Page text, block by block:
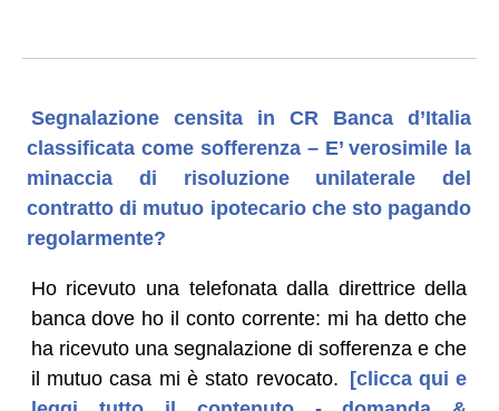
Segnalazione censita in CR Banca d’Italia
classificata come sofferenza – E’ verosimile la
minaccia di risoluzione unilaterale del
contratto di mutuo ipotecario che sto pagando
regolarmente?
Ho ricevuto una telefonata dalla direttrice della
banca dove ho il conto corrente: mi ha detto che
ha ricevuto una segnalazione di sofferenza e che
il mutuo casa mi è stato revocato. [clicca qui e